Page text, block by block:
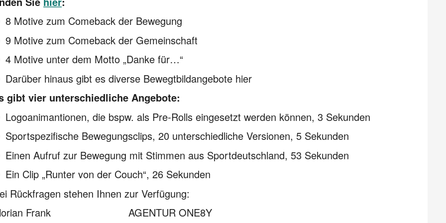
8 Motive zum Comeback der Bewegung
9 Motive zum Comeback der Gemeinschaft
4 Motive unter dem Motto „Danke für…“
Darüber hinaus gibt es diverse Bewegtbildangebote hier
gibt vier unterschiedliche Angebote:
Logoanimantionen, die bspw. als Pre-Rolls eingesetzt werden können, 3 Sekunden
Sportspezifische Bewegungsclips, 20 unterschiedliche Versionen, 5 Sekunden
Einen Aufruf zur Bewegung mit Stimmen aus Sportdeutschland, 53 Sekunden
Ein Clip „Runter von der Couch“, 26 Sekunden
Rückfragen stehen Ihnen zur Verfügung:
Frank AGENTUR ONE8Y